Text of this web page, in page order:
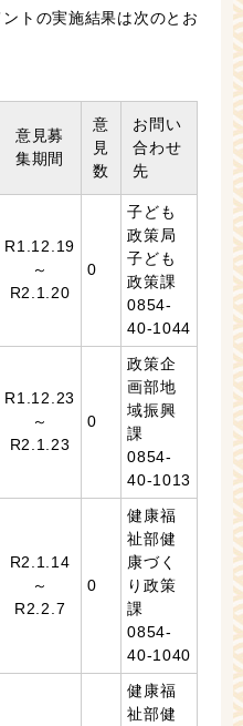
トの実施結果は次のとお
意見募
集期間
意
見
数
お問い
合わせ
先
R1.12.19
～
R2.1.20
0
子ども
政策局
子ども
政策課
0854-
40-1044
R1.12.23
～
R2.1.23
0
政策企
画部地
域振興
課
0854-
40-1013
R2.1.14
～
R2.2.7
0
健康福
祉部健
康づく
り政策
課
0854-
40-1040
健康福
祉部健